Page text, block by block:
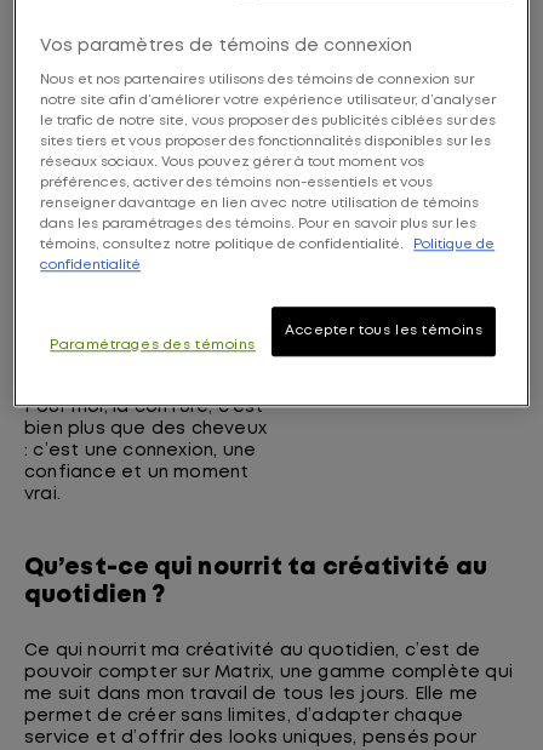
échanges avec mes
clientes, les moments
partagés, les rencontres…
chaque personne qui
passe sur ma chaise
m’apporte quelque chose.
J’aime aussi beaucoup
apprendre et partager.
Pouvoir transmettre mes
connaissances, autant à
quelque chose qui me
Pour moi, la coiffure, c’est
bien plus que des cheveux
: c’est une connexion, une
confiance et un moment
vrai.
Qu’est-ce qui nourrit ta créativité au
quotidien ?
Ce qui nourrit ma créativité au quotidien, c’est de
pouvoir compter sur Matrix, une gamme complète qui
me suit dans mon travail de tous les jours. Elle me
permet de créer sans limites, d’adapter chaque
service et d’offrir des looks uniques, pensés pour
Vos paramètres de témoins de connexion
Nous et nos partenaires utilisons des témoins de connexion sur
notre site afin d’améliorer votre expérience utilisateur, d’analyser
le trafic de notre site, vous proposer des publicités ciblées sur des
sites tiers et vous proposer des fonctionnalités disponibles sur les
réseaux sociaux. Vous pouvez gérer à tout moment vos
préférences, activer des témoins non-essentiels et vous
renseigner davantage en lien avec notre utilisation de témoins
dans les paramétrages des témoins. Pour en savoir plus sur les
témoins, consultez notre politique de confidentialité.
Politique de
confidentialité
Accepter tous les témoins
Paramétrages des témoins